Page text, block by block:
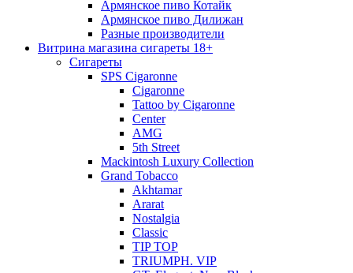
Армянское пиво Котайк
Армянское пиво Дилижан
Разные производители
Витрина магазина сигареты 18+
Cигареты
SPS Cigaronne
Сigaronne
Tattoo by Cigaronne
Center
AMG
5th Street
Mackintosh Luxury Collection
Grand Tobacco
Akhtamar
Ararat
Nostalgia
Classic
TIP TOP
TRIUMPH. VIP